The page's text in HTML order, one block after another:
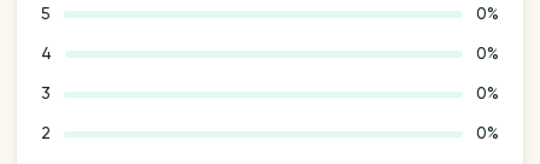
5 0%
4 0%
3 0%
2 0%